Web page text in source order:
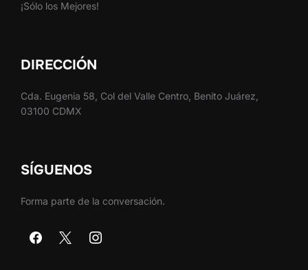
¡Sólo los Mejores!
DIRECCIÓN
Cda. Eugenia 58, Col del Valle Centro, Benito Juárez,
03100 CDMX
SÍGUENOS
Forma parte de la conversación.